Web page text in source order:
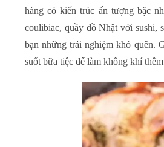
hàng có kiến trúc ấn tượng bậc
coulibiac, quầy đồ Nhật với sushi,
bạn những trải nghiệm khó quên.
suốt bữa tiệc để làm không khí